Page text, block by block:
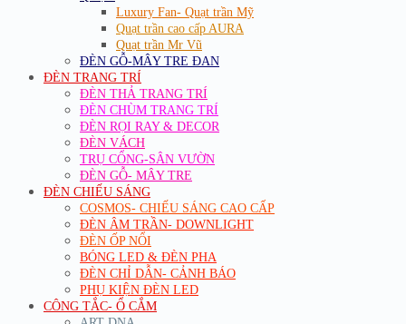
Luxury Fan- Quạt trần Mỹ
Quạt trần cao cấp AURA
Quạt trần Mr Vũ
ĐÈN GỖ-MÂY TRE ĐAN
ĐÈN TRANG TRÍ
ĐÈN THẢ TRANG TRÍ
ĐÈN CHÙM TRANG TRÍ
ĐÈN RỌI RAY & DECOR
ĐÈN VÁCH
TRỤ CỔNG-SÂN VƯỜN
ĐÈN GỖ- MÂY TRE
ĐÈN CHIẾU SÁNG
COSMOS- CHIẾU SÁNG CAO CẤP
ĐÈN ÂM TRẦN- DOWNLIGHT
ĐÈN ỐP NỔI
BÓNG LED & ĐÈN PHA
ĐÈN CHỈ DẪN- CẢNH BÁO
PHỤ KIỆN ĐÈN LED
CÔNG TẮC- Ổ CẮM